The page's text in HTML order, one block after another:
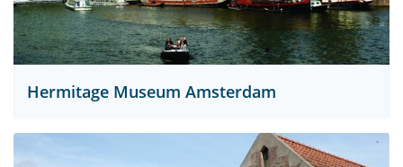
Hermitage Museum Amsterdam